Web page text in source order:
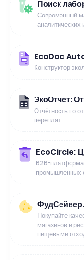
Поиск
Современный
аналитических
EcoDoc
Конструктор
ЭкоОтчёт:
Отчётность по
переплат
EcoCircle:
B2B-
промышленных
Покупайте
магазинов и
пищевыми